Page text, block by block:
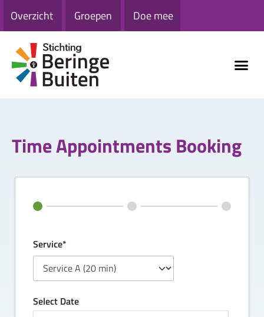
Overzicht Groepen Doe mee
Time Appointments Booking
Service*
Select Date